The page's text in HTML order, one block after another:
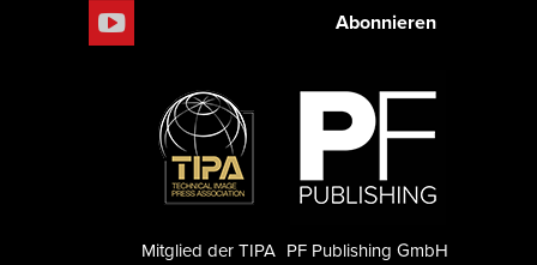
Abonnieren
PF Publishing GmbH
Mitglied der TIPA